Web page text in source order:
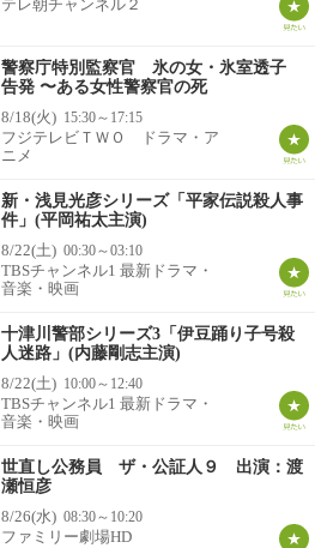
テレ朝チャンネル２
警察庁特別監察官 氷の女・氷室透子
告発 〜ある女性警察官の死
8/18(火) 15:30～17:15
フジテレビＴＷＯ ドラマ・ア
ニメ
新・浅見光彦シリーズ「平家伝説殺人事
件」(平岡祐太主演)
8/22(土) 00:30～03:10
TBSチャンネル1 最新ドラマ・
音楽・映画
十津川警部シリーズ3「伊豆踊り子号殺
人迷路」(内藤剛志主演)
8/22(土) 10:00～12:40
TBSチャンネル1 最新ドラマ・
音楽・映画
世直し公務員 ザ・公証人９ 出演：渡
瀬恒彦
8/26(水) 08:30～10:20
ファミリー劇場HD